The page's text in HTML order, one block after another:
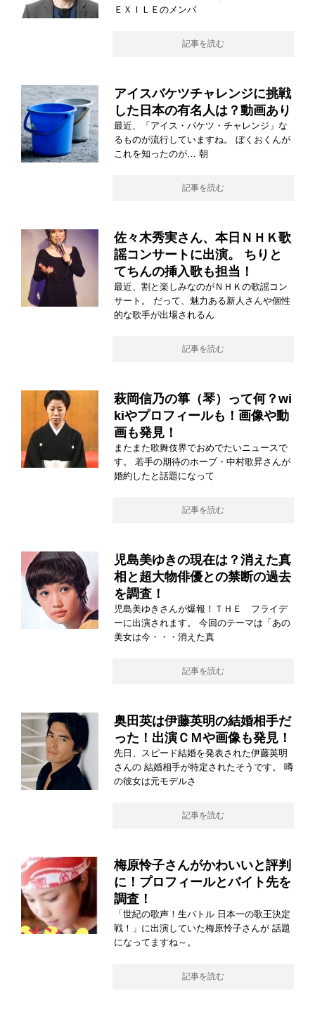
ＥＸＩＬＥのメンバ
記事を読む
アイスバケツチャレンジに挑戦
した日本の有名人は？動画あり
最近、「アイス・バケツ・チャレンジ」な
るものが流行していますね。 ぼくおくんが
これを知ったのが… 朝
記事を読む
佐々木秀実さん、本日ＮＨＫ歌
謡コンサートに出演。 ちりと
てちんの挿入歌も担当！
最近、割と楽しみなのがＮＨＫの歌謡コン
サート。 だって、魅力ある新人さんや個性
的な歌手が出場されるん
記事を読む
萩岡信乃の箏（琴）って何？wi
kiやプロフィールも！画像や動
画も発見！
またまた歌舞伎界でおめでたいニュースで
す。 若手の期待のホープ・中村歌昇さんが
婚約したと話題になって
記事を読む
児島美ゆきの現在は？消えた真
相と超大物俳優との禁断の過去
を調査！
児島美ゆきさんが爆報！ＴＨＥ フライデ
ーに出演されます。 今回のテーマは「あの
美女は今・・・消えた真
記事を読む
奥田英は伊藤英明の結婚相手だ
った！出演ＣＭや画像も発見！
先日、スピード結婚を発表された伊藤英明
さんの 結婚相手が特定されたそうです。 噂
の彼女は元モデルさ
記事を読む
梅原怜子さんがかわいいと評判
に！プロフィールとバイト先を
調査！
「世紀の歌声！生バトル 日本一の歌王決定
戦！」に出演していた梅原怜子さんが 話題
になってますね～。
記事を読む